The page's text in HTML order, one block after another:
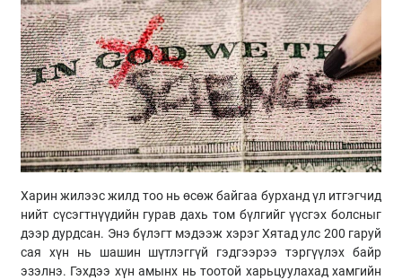
Харин жилээс жилд тоо нь өсөж байгаа бурханд үл итгэгчид
нийт сүсэгтнүүдийн гурав дахь том бүлгийг үүсгэх болсныг
дээр дурдсан. Энэ бүлэгт мэдээж хэрэг Хятад улс 200 гаруй
сая хүн нь шашин шүтлэггүй гэдгээрээ тэргүүлэх байр
эзэлнэ. Гэхдээ хүн амынх нь тоотой харьцуулахад хамгийн